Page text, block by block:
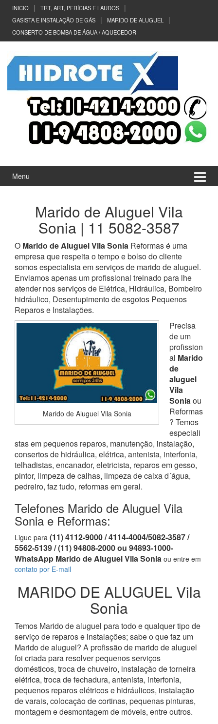
Conteúdo
Pular
menu
principal
INICIO
TRT, ART, PERÍCIAS E LAUDOS
GASISTA E INSTALAÇÃO DE GÁS
MARIDO DE ALUGUEL
CONSERTO DE BOMBA DE ÁGUA / AQUECEDOR
Menu
Marido de Aluguel Vila
Sonia | 11 5082-3587
O Marido de Aluguel Vila Sonia Reformas é uma
empresa que respeita o tempo e bolso do cliente
somos especialista em serviços de marido de aluguel.
Enviamos apenas um profissional treinado para lhe
atender nos serviços de Elétrica, Hidráulica, Bombeiro
hidráulico, Desentupimento de esgotos Pequenos
Reparos e Instalações.
Marido de Aluguel Vila Sonia
Precisa
de um
profission
al Marido
de
aluguel
Vila
Soniaou
Reformas
? Temos
especiali
stas em pequenos reparos, manutenção, instalação,
consertos de hidráulica, elétrica, antenista, interfonia,
telhadistas, encanador, eletricista, reparos em gesso,
pintor, limpeza de calhas, limpeza de caixa d´água,
pedreiro, faz tudo, reformas em geral.
Telefones Marido de Aluguel Vila
Sonia e Reformas:
Ligue para (11) 4112-9000 / 4114-4004/5082-3587 /
5562-5139 / (11) 94808-2000 ou 94893-1000-
WhatsApp Marido de Aluguel Vila Sonia ou entre em
contato por E-mail
MARIDO DE ALUGUEL Vila
Sonia
Temos Marido de aluguel para todo e qualquer tipo de
serviço de reparos e instalações; sabe o que faz um
Marido de aluguel? A profissão de marido de aluguel
foi criada para resolver pequenos serviços
domésticos, troca de chuveiro, instalação de torneira
elétrica, troca de fechadura, antenista, interfonia,
pequenos reparos elétricos e hidráulicos, instalação
de varais, colocação de cortinas, pequenas pinturas,
montagem e desmontagem de móveis, entre outros.